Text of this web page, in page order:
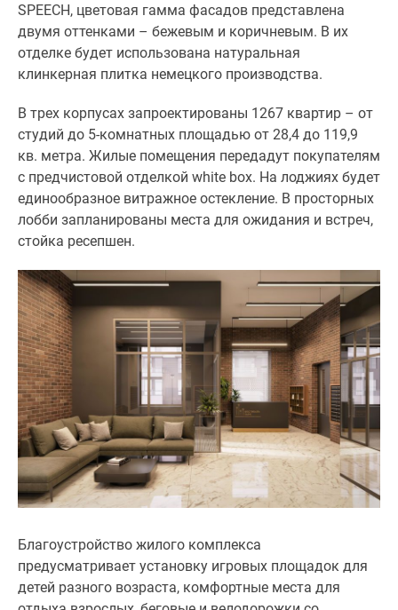
Москве
Новостройки
премиум-
класса
бизнес-
класса
Рассрочка
Траншевая
ипотека
Дома
коттеджи
Коттеджные
поселки
Новой
Москве
Готовые
коттеджные
поселки
Строящиеся
коттеджные
поселки
поселки
лесу
SPEECH, цветовая гамма фасадов представлена
двумя оттенками – бежевым и коричневым. В их
отделке будет использована натуральная
клинкерная плитка немецкого производства.
В трех корпусах запроектированы 1267 квартир – от
студий до 5-комнатных площадью от 28,4 до 119,9
кв. метра. Жилые помещения передадут покупателям
с предчистовой отделкой white box. На лоджиях будет
единообразное витражное остекление. В просторных
лобби запланированы места для ожидания и встреч,
стойка ресепшен.
Благоустройство жилого комплекса
предусматривает установку игровых площадок для
детей разного возраста, комфортные места для